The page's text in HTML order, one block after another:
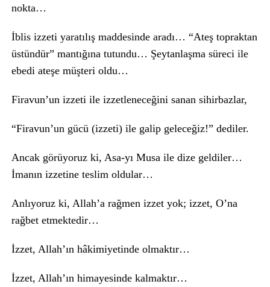
nokta…
İblis izzeti yaratılış maddesinde aradı… “Ateş topraktan
üstündür” mantığına tutundu… Şeytanlaşma süreci ile
ebedi ateşe müşteri oldu…
Firavun’un izzeti ile izzetleneceğini sanan sihirbazlar,
“Firavun’un gücü (izzeti) ile galip geleceğiz!” dediler.
Ancak görüyoruz ki, Asa-yı Musa ile dize geldiler…
İmanın izzetine teslim oldular…
Anlıyoruz ki, Allah’a rağmen izzet yok; izzet, O’na
rağbet etmektedir…
İzzet, Allah’ın hâkimiyetinde olmaktır…
İzzet, Allah’ın himayesinde kalmaktır…